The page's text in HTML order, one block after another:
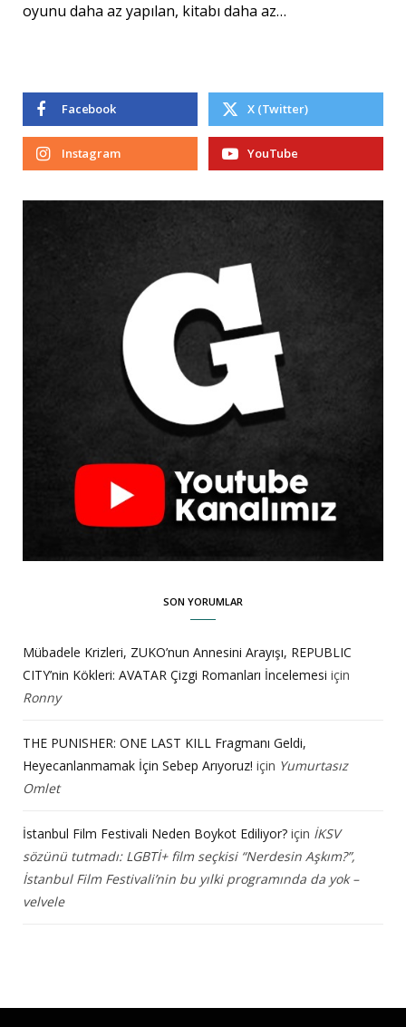
oyunu daha az yapılan, kitabı daha az…
Facebook X (Twitter)
Instagram YouTube
SON YORUMLAR
Mübadele Krizleri, ZUKO’nun Annesini Arayışı, REPUBLIC
CITY’nin Kökleri: AVATAR Çizgi Romanları İncelemesi için
Ronny
THE PUNISHER: ONE LAST KILL Fragmanı Geldi,
Heyecanlanmamak İçin Sebep Arıyoruz! için Yumurtasız
Omlet
İstanbul Film Festivali Neden Boykot Ediliyor? için İKSV
sözünü tutmadı: LGBTİ+ film seçkisi “Nerdesin Aşkım?”,
İstanbul Film Festivali’nin bu yılki programında da yok –
velvele